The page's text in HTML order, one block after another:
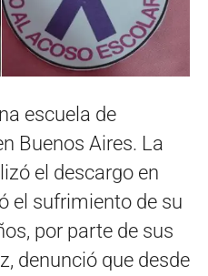
escuela de
Buenos Aires. La
el descargo en
el sufrimiento de su
por parte de sus
denunció que desde